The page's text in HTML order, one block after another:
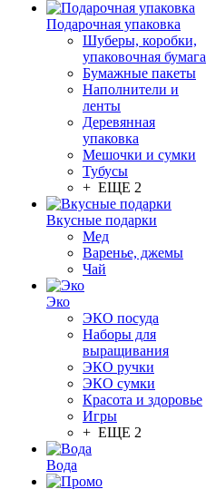
Подарочная упаковка
Шуберы, коробки,
упаковочная бумага
Бумажные пакеты
Наполнители и
ленты
Деревянная
упаковка
Мешочки и сумки
Тубусы
+ ЕЩЕ 2
Вкусные подарки
Мед
Варенье, джемы
Чай
Эко
ЭКО посуда
Наборы для
выращивания
ЭКО ручки
ЭКО сумки
Красота и здоровье
Игры
+ ЕЩЕ 2
Вода